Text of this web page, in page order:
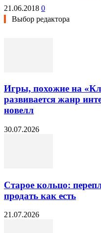
21.06.2018 0
Выбор редактора
Игры, похожие на
развивается жанр
новелл
30.07.2026
Старое кольцо:
продать как есть
21.07.2026